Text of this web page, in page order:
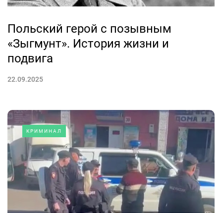
Польский герой с позывным
«Зыгмунт». История жизни и
подвига
22.09.2025
КРИМИНАЛ